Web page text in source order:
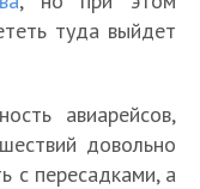
туда выйдет
авиарейсов,
довольно
с пересадками, а